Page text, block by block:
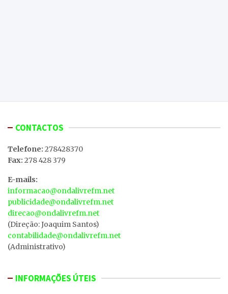
CONTACTOS
Telefone: 278428370
Fax: 278 428 379
E-mails:
informacao@ondalivrefm.net
publicidade@ondalivrefm.net
direcao@ondalivrefm.net
(Direção: Joaquim Santos)
contabilidade@ondalivrefm.net
(Administrativo)
INFORMAÇÕES ÚTEIS